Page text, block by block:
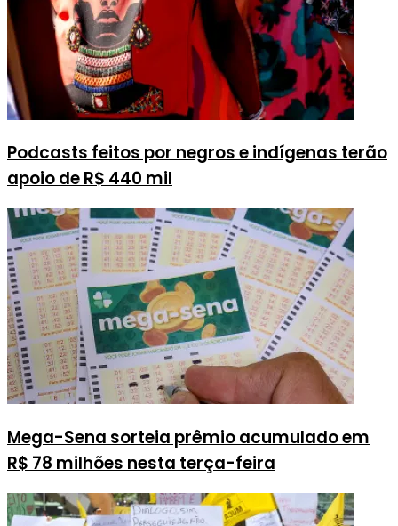
Podcasts feitos por negros e indígenas terão
apoio de R$ 440 mil
Mega-Sena sorteia prêmio acumulado em
R$ 78 milhões nesta terça-feira